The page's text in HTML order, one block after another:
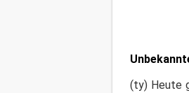
(ty) Heute